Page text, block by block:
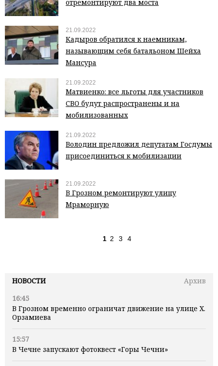
НОВОСТИ
Архив
16:45
В Грозном временно ограничат движение на улице Х.
Орзамиева
15:57
В Чечне запускают фотоквест «Горы Чечни»
отремонтируют два моста
21.09.2022
Кадыров обратился к наемникам,
называющим себя батальоном Шейха
Мансура
21.09.2022
Матвиенко: все льготы для участников
СВО будут распространены и на
мобилизованных
21.09.2022
Володин предложил депутатам Госдумы
присоединиться к мобилизации
21.09.2022
В Грозном ремонтируют улицу
Мраморную
1 2 3 4